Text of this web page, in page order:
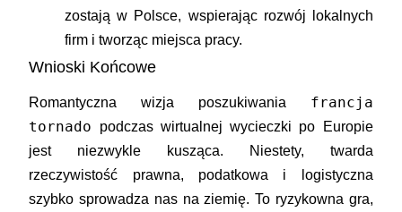
zostają w Polsce, wspierając rozwój lokalnych
firm i tworząc miejsca pracy.
Wnioski Końcowe
Romantyczna wizja poszukiwania francja
tornado podczas wirtualnej wycieczki po Europie
jest niezwykle kusząca. Niestety, twarda
rzeczywistość prawna, podatkowa i logistyczna
szybko sprowadza nas na ziemię. To ryzykowna gra,